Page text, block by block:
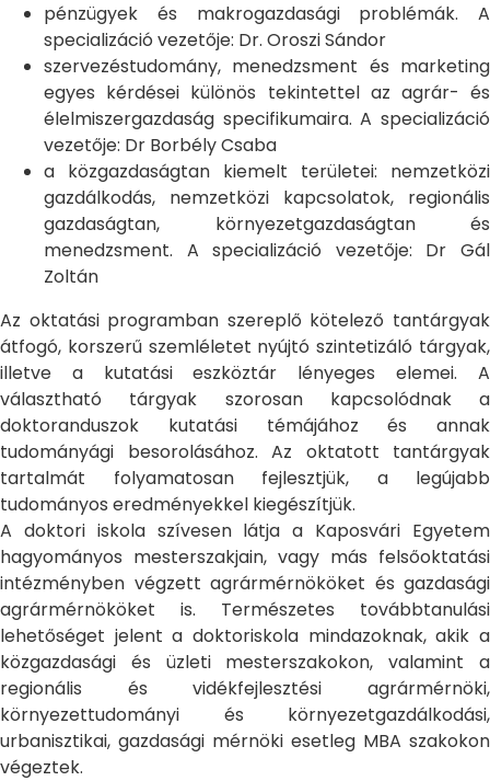
pénzügyek és makrogazdasági problémák. A
specializáció vezetője: Dr. Oroszi Sándor
szervezéstudomány, menedzsment és marketing
egyes kérdései különös tekintettel az agrár- és
élelmiszergazdaság specifikumaira. A specializáció
vezetője: Dr Borbély Csaba
a közgazdaságtan kiemelt területei: nemzetközi
gazdálkodás, nemzetközi kapcsolatok, regionális
gazdaságtan, környezetgazdaságtan és
menedzsment. A specializáció vezetője: Dr Gál
Zoltán
Az oktatási programban szereplő kötelező tantárgyak
átfogó, korszerű szemléletet nyújtó szintetizáló tárgyak,
illetve a kutatási eszköztár lényeges elemei. A
választható tárgyak szorosan kapcsolódnak a
doktoranduszok kutatási témájához és annak
tudományági besorolásához. Az oktatott tantárgyak
tartalmát folyamatosan fejlesztjük, a legújabb
tudományos eredményekkel kiegészítjük.
A doktori iskola szívesen látja a Kaposvári Egyetem
hagyományos mesterszakjain, vagy más felsőoktatási
intézményben végzett agrármérnököket és gazdasági
agrármérnököket is. Természetes továbbtanulási
lehetőséget jelent a doktoriskola mindazoknak, akik a
közgazdasági és üzleti mesterszakokon, valamint a
regionális és vidékfejlesztési agrármérnöki,
környezettudományi és környezetgazdálkodási,
urbanisztikai, gazdasági mérnöki esetleg MBA szakokon
végeztek.